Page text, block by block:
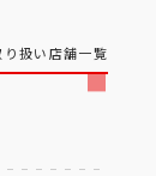
り扱い店舗一覧